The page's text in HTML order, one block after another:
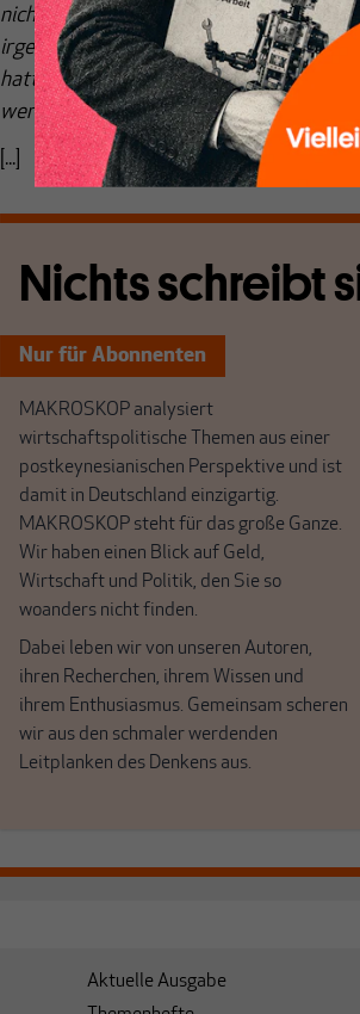
nicht durch Austerität entstanden,
irgendwann feststellen mussten, dass
hatte, und international jeder gesagt
werden kann.“
[...]
Nichts schreibt
Nur für Abonnenten
MAKROSKOP analysiert
wirtschaftspolitische Themen aus einer
postkeynesianischen Perspektive und ist
damit in Deutschland einzigartig.
MAKROSKOP steht für das große Ganze.
Wir haben einen Blick auf Geld,
Wirtschaft und Politik, den Sie so
woanders nicht finden.
Dabei leben wir von unseren Autoren,
ihren Recherchen, ihrem Wissen und
ihrem Enthusiasmus. Gemeinsam scheren
wir aus den schmaler werdenden
Leitplanken des Denkens aus.
Aktuelle Ausgabe